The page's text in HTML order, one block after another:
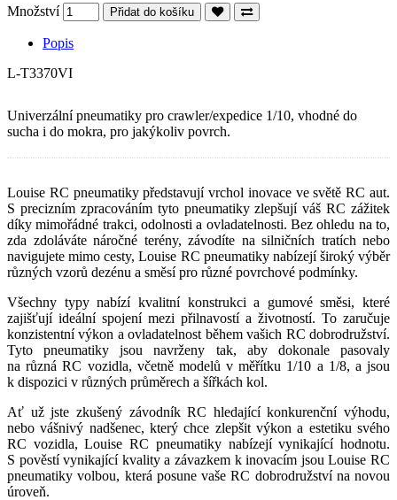
Množství Přidat do košíku
Popis
L-T3370VI
Univerzální pneumatiky pro crawler/expedice 1/10, vhodné do
sucha i do mokra, pro jakýkoliv povrch.
Louise RC pneumatiky představují vrchol inovace ve světě RC aut.
S precizním zpracováním tyto pneumatiky zlepšují váš RC zážitek
díky mimořádné trakci, odolnosti a ovladatelnosti. Bez ohledu na to,
zda zdoláváte náročné terény, závodíte na silničních tratích nebo
navigujete mimo cesty, Louise RC pneumatiky nabízejí široký výběr
různých vzorů dezénu a směsí pro různé povrchové podmínky.
Všechny typy nabízí kvalitní konstrukci a gumové směsi, které
zajišťují ideální spojení mezi přilnavostí a životností. To zaručuje
konzistentní výkon a ovladatelnost během vašich RC dobrodružství.
Tyto pneumatiky jsou navrženy tak, aby dokonale pasovaly
na různá RC vozidla, včetně modelů v měřítku 1/10 a 1/8, a jsou
k dispozici v různých průměrech a šířkách kol.
Ať už jste zkušený závodník RC hledající konkurenční výhodu,
nebo vášnivý nadšenec, který chce zlepšit výkon a estetiku svého
RC vozidla, Louise RC pneumatiky nabízejí vynikající hodnotu.
S pověstí vynikající kvality a závazkem k inovacím jsou Louise RC
pneumatiky volbou, která posune vaše RC dobrodružství na novou
úroveň.